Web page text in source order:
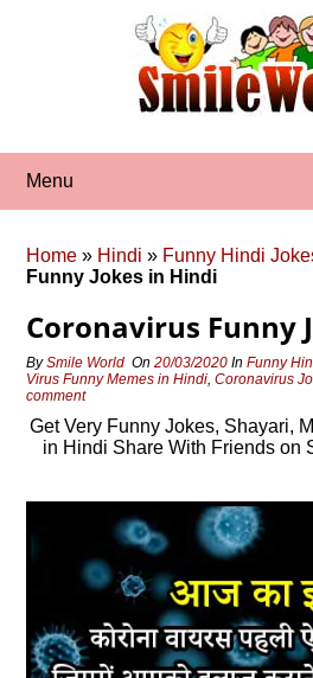
Menu
Home » Hindi » Funny Hindi
Funny Jokes in Hindi
Coronavirus Funny
BySmile World On20/03/2020 InFunny
Virus Funny Memes in Hindi,Coronavirus
comment
Get Very Funny Jokes, Shayari,
in Hindi Share With Friends on